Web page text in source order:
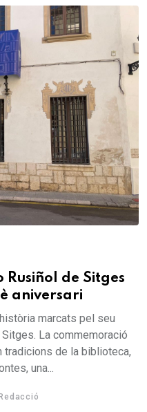
Rusiñol de Sitges
aniversari
marcats pel seu
La commemoració
tradicions de la biblioteca,
una...